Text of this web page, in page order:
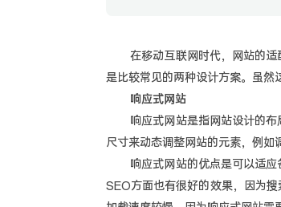
在移动互联网时代，网站的适
是比较常见的两种设计方案。虽然
响应式网站
响应式网站是指网站设计的布
尺寸来动态调整网站的元素，例如
响应式网站的优点是可以适应
SEO方面也有很好的效果，因为